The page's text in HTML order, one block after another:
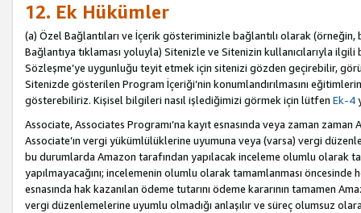
12. Ek Hükümler
(a) Özel Bağlantıları ve İçerik gösteriminizle bağlantılı olarak
Bağlantıya tıklaması yoluyla) Sitenizle ve Sitenizin kullanıcılarıyla
Sözleşme’ye uygunluğu teyit etmek için sitenizi gözden geçirebilir,
Sitenizde gösterilen Program İçeriği’nin konumlandırılmasını
gösterebiliriz. Kişisel bilgileri nasıl işlediğimizi görmek için lütfen Ek-4
Associate, Associates Programı’na kayıt esnasında veya zaman
Associate’ın vergi yükümlülüklerine uyumuna veya (varsa) vergi
bu durumlarda Amazon tarafından yapılacak inceleme olumlu olarak
yapılmayacağını; incelemenin olumlu olarak tamamlanması
esnasında hak kazanılan ödeme tutarını ödeme kararının tamamen
vergi düzenlemelerine uyumlu olmadığı anlaşılır ve süreç olumsuz